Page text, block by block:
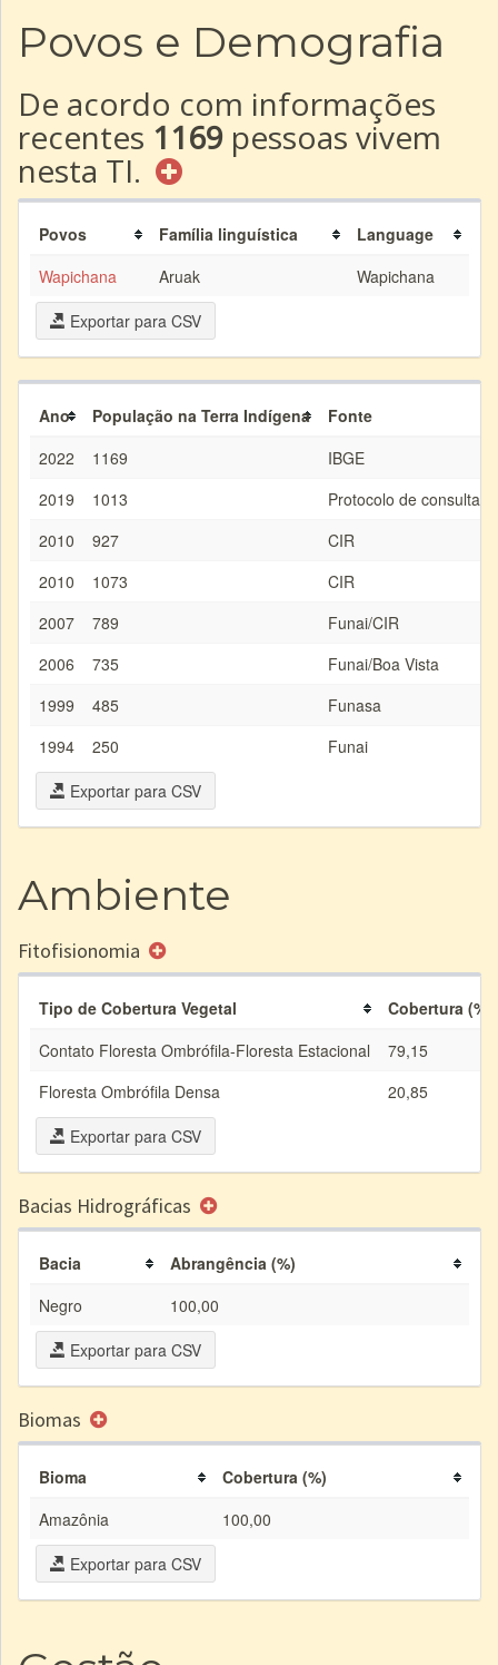
Povos e Demografia
De acordo com informações
recentes 1169 pessoas vivem
nesta TI.
Povos Família linguística
Language
Wapichana
Aruak
Wapichana
Exportar para CSV
Ano População na Terra Indígena
Fonte
2022
1169
IBGE
2019
1013
Protocolo de consulta,
2010
927
CIR
2010
1073
CIR
2007
789
Funai/CIR
2006
735
Funai/Boa Vista
1999
485
Funasa
1994
250
Funai
Exportar para CSV
Ambiente
Fitofisionomia
Tipo de Cobertura Vegetal
Cobertura (%)
Contato Floresta Ombrófila-Floresta Estacional
79,15
Floresta Ombrófila Densa
20,85
Exportar para CSV
Bacias Hidrográficas
Bacia
Abrangência (%)
Negro
100,00
Exportar para CSV
Biomas
Bioma
Cobertura (%)
Amazônia
100,00
Exportar para CSV